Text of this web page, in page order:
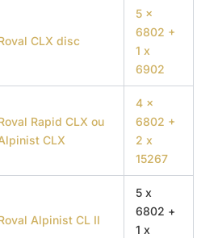
CLX disc
5 x
6802 +
1 x
6902
Rapid CLX ou
CLX
4 x
6802 +
2 x
15267
Alpinist CL II
5 x
6802 +
1 x